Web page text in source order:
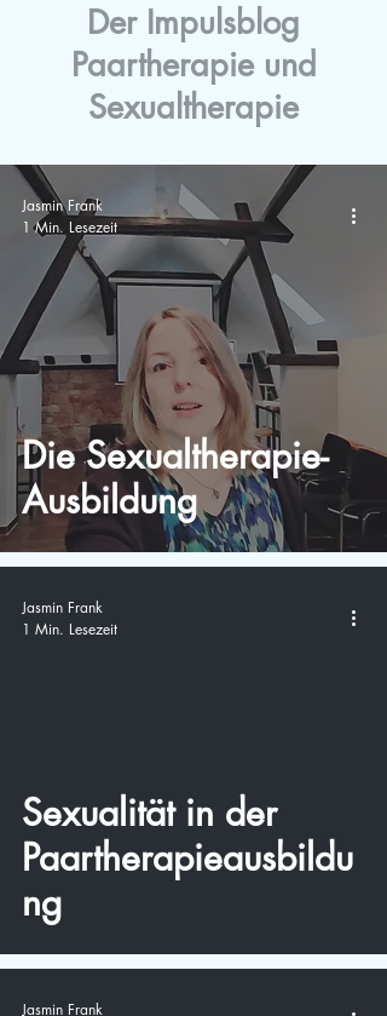
Der Impulsblog
Paartherapie und
Sexualtherapie
Die Sexualtherapie-
Ausbildung
Jasmin Frank
1 Min. Lesezeit
Sexualität in der
Paartherapieausbildu
ng
Jasmin Frank
1 Min. Lesezeit
Jasmin Frank